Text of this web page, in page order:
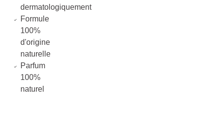
dermatologiquement
Formule
100%
d'origine
naturelle
Parfum
100%
naturel